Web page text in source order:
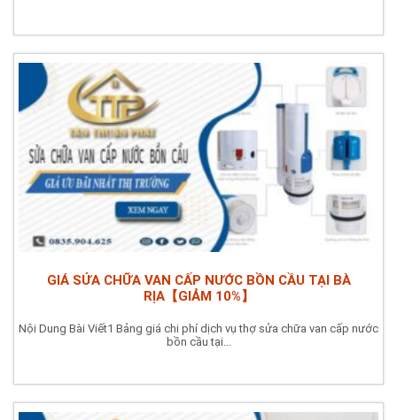
GIÁ SỬA CHỮA VAN CẤP NƯỚC BỒN CẦU TẠI BÀ
RỊA【GIẢM 10%】
Nội Dung Bài Viết1 Bảng giá chi phí dịch vụ thợ sửa chữa van cấp nước
bồn cầu tại...